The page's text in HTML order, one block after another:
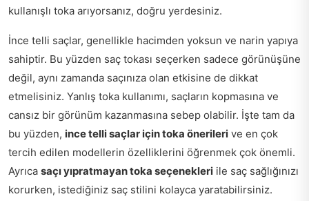
kullanışlı toka arıyorsanız, doğru yerdesiniz.
İnce telli saçlar, genellikle hacimden yoksun ve narin yapıya
sahiptir. Bu yüzden saç tokası seçerken sadece görünüşüne
değil, aynı zamanda saçınıza olan etkisine de dikkat
etmelisiniz. Yanlış toka kullanımı, saçların kopmasına ve
cansız bir görünüm kazanmasına sebep olabilir. İşte tam da
bu yüzden, ince telli saçlar için toka önerileri ve en çok
tercih edilen modellerin özelliklerini öğrenmek çok önemli.
Ayrıca saçı yıpratmayan toka seçenekleri ile saç sağlığınızı
korurken, istediğiniz saç stilini kolayca yaratabilirsiniz.